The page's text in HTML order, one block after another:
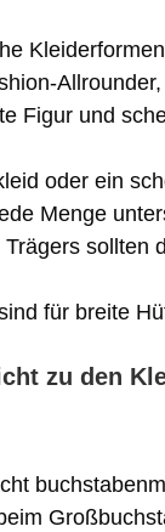
Figur und
oder ein
Menge
sollten
für breite
zu den